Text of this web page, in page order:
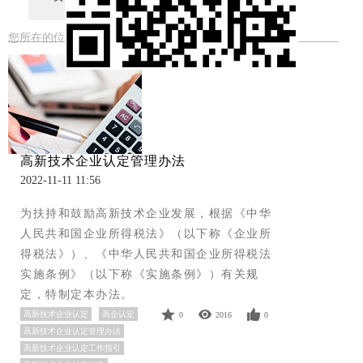
您所在的位置：首页 >新闻中心
高新技术企业认定管理办法
2022-11-11 11:56
为扶持和鼓励高新技术企业发展，根据《中华
人民共和国企业所得税法》（以下称《企业所
得税法》）、《中华人民共和国企业所得税法
实施条例》（以下称《实施条例》）有关规
定，特制定本办法。
0 2016 0
高新技术企业认定
高企认定
高新技术企业认定管理办法
高新技术企业认定工作指引